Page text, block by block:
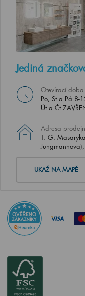
Jediná
Otevírací doba
Po, St a Pá 8-
Út a Čt
Adresa
T. G.
UKAŽ NA MAPĚ